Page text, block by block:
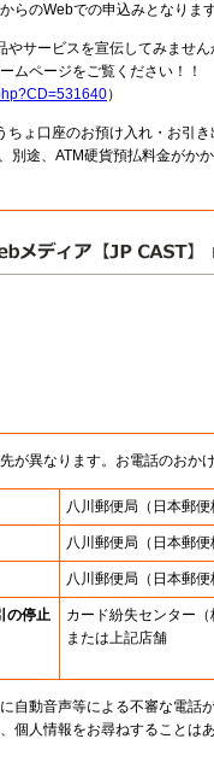
らのWebでの申込みとなります
サービスを宣伝してみません
ムページをご覧ください！！
）
ょ口座のお預け入れ・お引き
途、ATM硬貨預払料金がかか
異なります。お電話のおか
八川郵便局 （日本郵
八川郵便局 （日本郵
八川郵便局 （日本郵
の停止 カード紛失センター
または上記店舗
自動音声等による不審な電話
個人情報をお尋ねすることはあ